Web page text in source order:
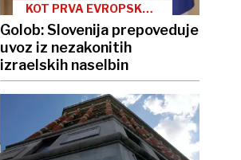
KOT PRVA EVROPSKA
DRŽAVA
Golob: Slovenija prepoveduje
uvoz iz nezakonitih
izraelskih naselbin